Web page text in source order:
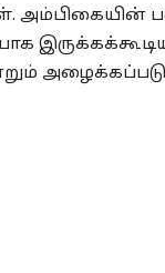
அம்பிகையின்